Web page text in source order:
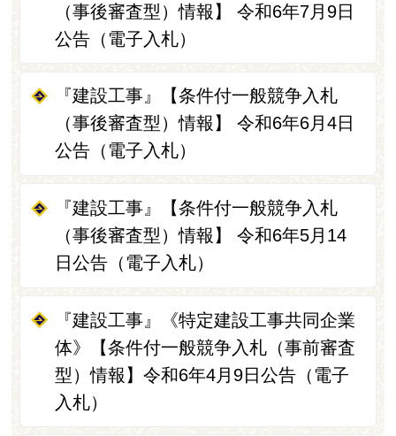
（事後審査型）情報】 令和6年7月9日
公告（電子入札）
『建設工事』【条件付一般競争入札
（事後審査型）情報】 令和6年6月4日
公告（電子入札）
『建設工事』【条件付一般競争入札
（事後審査型）情報】 令和6年5月14
日公告（電子入札）
『建設工事』《特定建設工事共同企業
体》【条件付一般競争入札（事前審査
型）情報】令和6年4月9日公告（電子
入札）